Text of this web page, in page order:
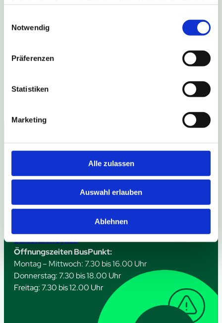
Notwendig
Präferenzen
Statistiken
Marketing
Alle zulassen
Auswahl erlauben
Ablehnen
beraten wir dich gerne zu Busverbindungen, Tickets und
Öffnungszeiten:
Donnerstag: 7.30 Uhr – 18.00 Uhr
Du hast eine
Ruf uns an:
ochstiftbewegt.de
Links
Antworten
Folge uns
Öffnungszeiten BusPunkt:
Montag – Mittwoch: 7.30 bis 16.00 Uhr
Donnerstag: 7.30 bis 18.00 Uhr
Freitag: 7.30 bis 12.00 Uhr